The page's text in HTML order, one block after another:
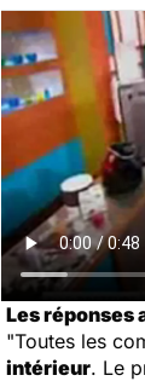
Les réponses
"Toutes les
intérieur. Le